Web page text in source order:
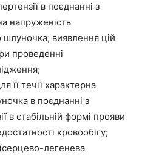
в поєднанні з
напруженість
шлуночка; виявлення цій
проведенні
її течії характерна
в поєднанні з
в стабільній формі прояви
кровообігу;
легенева